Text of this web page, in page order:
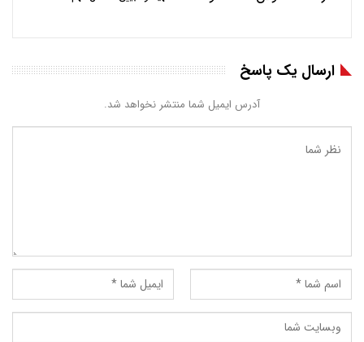
ارسال یک پاسخ
آدرس ایمیل شما منتشر نخواهد شد.